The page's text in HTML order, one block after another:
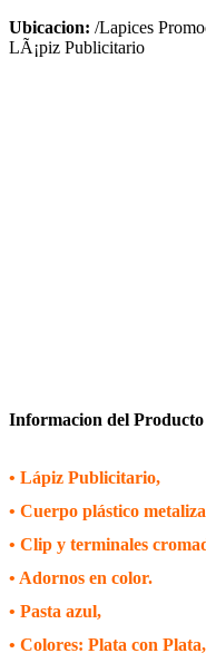
Ubicacion: /Lapices
LÃ¡piz Publicitario
Informacion del Producto
• Lápiz Publicitario,
• Cuerpo plástico
• Clip y terminales
• Adornos en color.
• Pasta azul,
• Colores: Plata con